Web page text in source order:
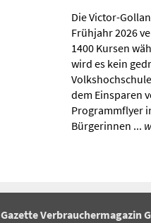
Die Victor-
Frühjahr 2026
1400 Kursen
wird es kein
dem Einsparen
Programmflyer
Bürgerinnen ...
Gazette Verbrauchermagazin